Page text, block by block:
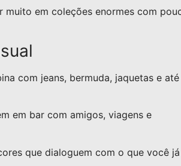
muito em coleções enormes com
com jeans, bermuda, jaquetas e até
em bar com amigos, viagens e
que dialoguem com o que você já